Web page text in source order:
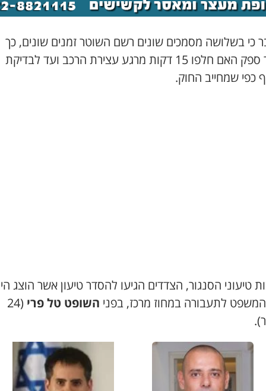
כי בשלושה מסמכים שונים רשם השוטר זמנים שונים, כך
שנוצר ספק האם חלפו 15 דקות מרגע עצירת הרכב ועד לבדיקת
כפי שמחייב החוק.
טיעוני הסנגור, הצדדים הגיעו להסדר טיעון אשר הוצג
לתעבורה במחוז מרכז, בפני השופט טל פרי (24